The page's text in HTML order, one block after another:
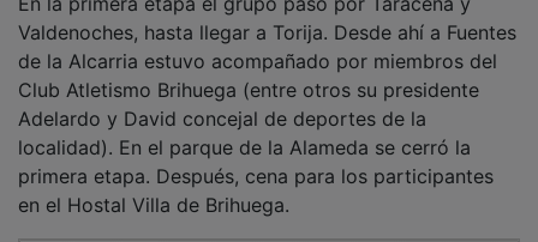
Valdenoches, hasta llegar a Torija. Desde ahí a Fuentes
de la Alcarria estuvo acompañado por miembros del
Club Atletismo Brihuega (entre otros su presidente
Adelardo y David concejal de deportes de la
localidad). En el parque de la Alameda se cerró la
primera etapa. Después, cena para los participantes
en el Hostal Villa de Brihuega.